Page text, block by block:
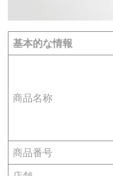
基本的な情報
商品名称
商品番号